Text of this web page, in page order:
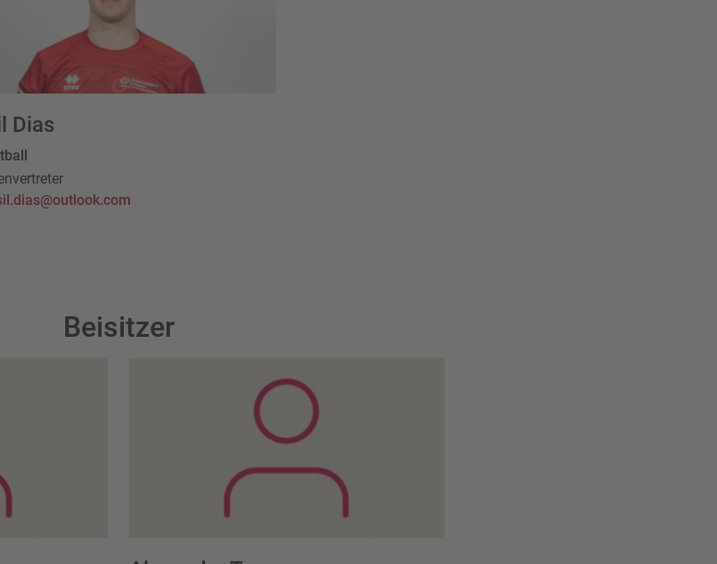
Dias
Beisitzer